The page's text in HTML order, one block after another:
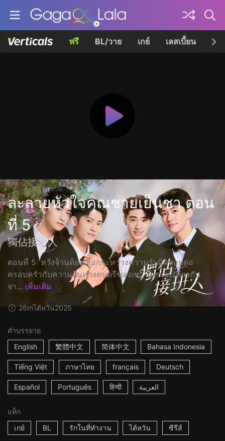
ฟรี BL/วาย เกย์ เลสเบี้ยน เค
ละลายหัวใจคุณชายเย็นชา ตอน
ที่ 5
獨佔接班人
ตอนที่ 5: หวังจ้านต้องเลือกระหว่างความรับผิดชอบต่อ
ครอบครัวกับความฝันทางดนตรีของเขา ในขณะเดียวกัน
จา... เพิ่มเติม
26mไต้หวัน2025
คำบรรยาย
English
繁體中文 简体中文 Bahasa Indonesia
Tiếng Việt ภาษาไทย français Deutsch
Español Português हिन्दी العربية
แท็ก
เกย์
BL รักในที่ทำงาน ไต้หวัน ซีรีส์